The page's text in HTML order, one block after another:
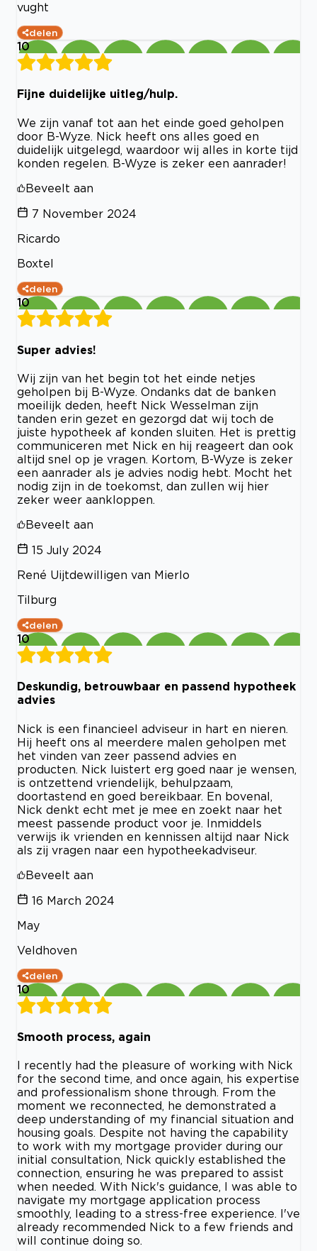
vught
delen
10
Fijne duidelijke uitleg/hulp.
We zijn vanaf tot aan het einde goed geholpen
door B-Wyze. Nick heeft ons alles goed en
duidelijk uitgelegd, waardoor wij alles in korte tijd
konden regelen. B-Wyze is zeker een aanrader!
Beveelt aan
7 November 2024
Ricardo
Boxtel
delen
10
Super advies!
Wij zijn van het begin tot het einde netjes
geholpen bij B-Wyze. Ondanks dat de banken
moeilijk deden, heeft Nick Wesselman zijn
tanden erin gezet en gezorgd dat wij toch de
juiste hypotheek af konden sluiten. Het is prettig
communiceren met Nick en hij reageert dan ook
altijd snel op je vragen. Kortom, B-Wyze is zeker
een aanrader als je advies nodig hebt. Mocht het
nodig zijn in de toekomst, dan zullen wij hier
zeker weer aankloppen.
Beveelt aan
15 July 2024
René Uijtdewilligen van Mierlo
Tilburg
delen
10
Deskundig, betrouwbaar en passend hypotheek
advies
Nick is een financieel adviseur in hart en nieren.
Hij heeft ons al meerdere malen geholpen met
het vinden van zeer passend advies en
producten. Nick luistert erg goed naar je wensen,
is ontzettend vriendelijk, behulpzaam,
doortastend en goed bereikbaar. En bovenal,
Nick denkt echt met je mee en zoekt naar het
meest passende product voor je. Inmiddels
verwijs ik vrienden en kennissen altijd naar Nick
als zij vragen naar een hypotheekadviseur.
Beveelt aan
16 March 2024
May
Veldhoven
delen
10
Smooth process, again
I recently had the pleasure of working with Nick
for the second time, and once again, his expertise
and professionalism shone through. From the
moment we reconnected, he demonstrated a
deep understanding of my financial situation and
housing goals. Despite not having the capability
to work with my mortgage provider during our
initial consultation, Nick quickly established the
connection, ensuring he was prepared to assist
when needed. With Nick's guidance, I was able to
navigate my mortgage application process
smoothly, leading to a stress-free experience. I've
already recommended Nick to a few friends and
will continue doing so.